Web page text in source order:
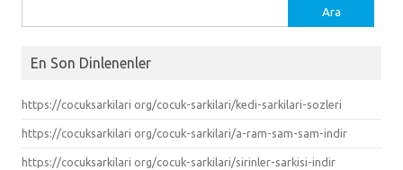
En Son Dinlenenler
https://cocuksarkilari org/cocuk-sarkilari/kedi-sarkilari-sozleri
https://cocuksarkilari org/cocuk-sarkilari/a-ram-sam-sam-indir
https://cocuksarkilari org/cocuk-sarkilari/sirinler-sarkisi-indir